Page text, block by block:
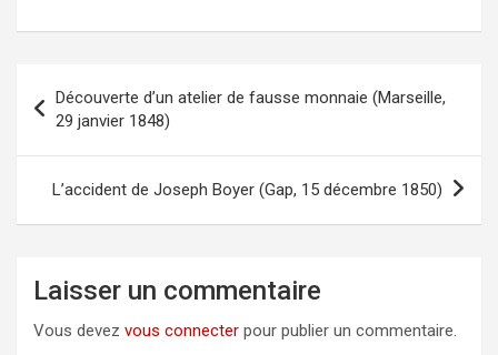
Navigation
l’article
Découverte d’un atelier de fausse monnaie (Marseille,
29 janvier 1848)
L’accident de Joseph Boyer (Gap, 15 décembre 1850)
Laisser un commentaire
Vous devez vous connecter pour publier un commentaire.